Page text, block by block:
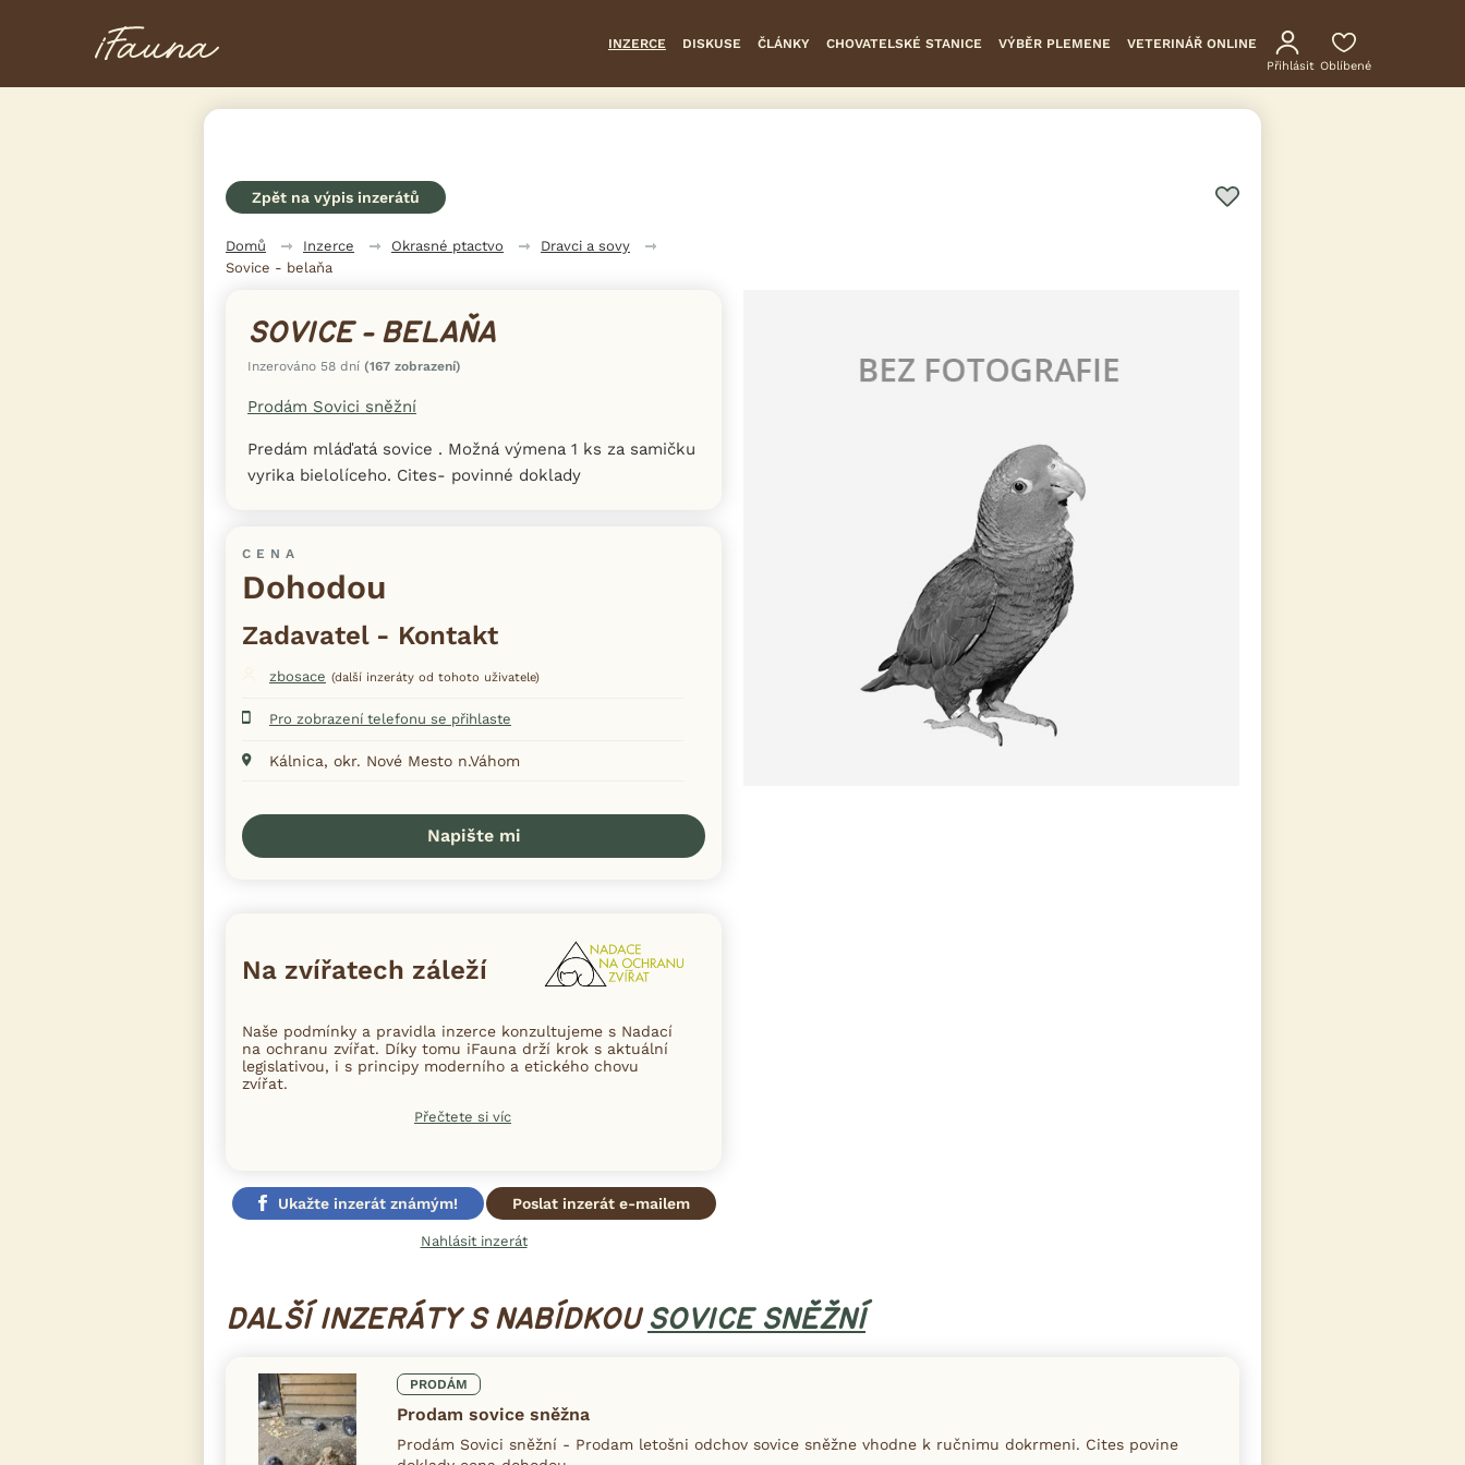
INZERCE DISKUSE ČLÁNKY CHOVATELSKÉ STANICE VÝBĚR PLEMENE VETERINÁŘ ONLINE
Přihlásit Oblíbené
Zpět na výpis inzerátů
Domů Inzerce Okrasné ptactvo
Dravci a sovy
Sovice - belaňa
SOVICE - BELAŇA
Inzerováno 58 dní (167 zobrazení)
Prodám Sovici sněžní
Predám mláďatá sovice . Možná výmena 1 ks za samičku
vyrika bielolíceho. Cites- povinné doklady
CENA
Dohodou
Zadavatel - Kontakt
zbosace (další inzeráty od tohoto uživatele)
Pro zobrazení telefonu se přihlaste
Kálnica, okr. Nové Mesto n.Váhom
Napište mi
Na zvířatech záleží
Naše podmínky a pravidla inzerce konzultujeme s Nadací
na ochranu zvířat. Díky tomu iFauna drží krok s aktuální
legislativou, i s principy moderního a etického chovu
zvířat.
Přečtete si víc
Ukažte inzerát známým! Poslat inzerát e-mailem
Nahlásit inzerát
DALŠÍ INZERÁTY S NABÍDKOU SOVICE SNĚŽNÍ
PRODÁM
Prodam sovice sněžna
Prodám Sovici sněžní - Prodam letošni odchov sovice sněžne vhodne k ručnimu dokrmeni. Cites povine